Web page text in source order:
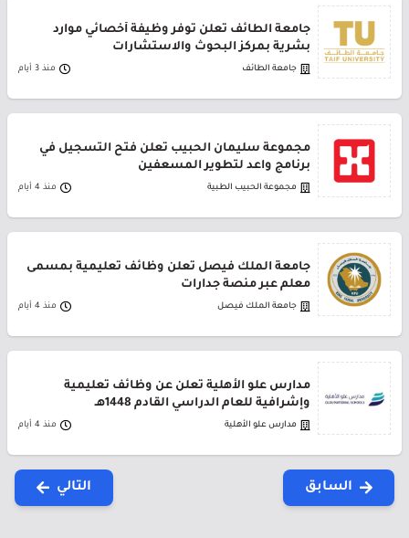
جامعة الطائف تعلن توفر وظيفة أخصائي موارد
بشرية بمركز البحوث والاستشارات
جامعة الطائف منذ 3 أيام
مجموعة سليمان الحبيب تعلن فتح التسجيل في
برنامج واعد لتطوير المسعفين
مجموعة الحبيب الطبية منذ 4 أيام
جامعة الملك فيصل تعلن وظائف تعليمية بمسمى
معلم عبر منصة جدارات
جامعة الملك فيصل منذ 4 أيام
مدارس علو الأهلية تعلن عن وظائف تعليمية
وإشرافية للعام الدراسي القادم 1448هـ
مدارس علو الأهلية منذ 4 أيام
السابق التالي